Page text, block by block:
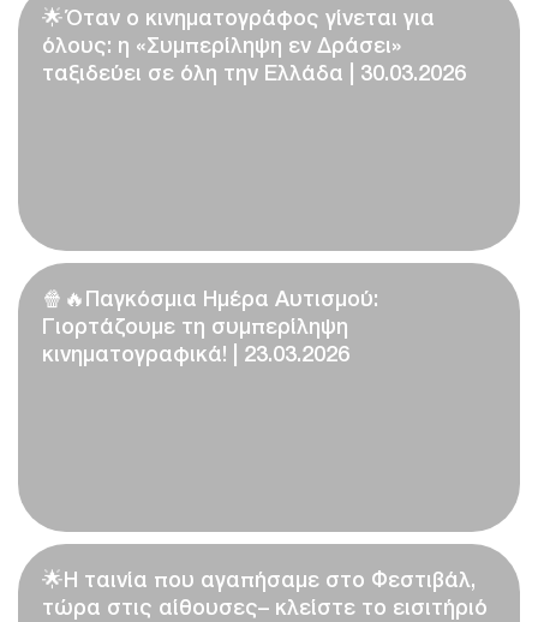
🌟Όταν ο κινηματογράφος γίνεται για
όλους: η «Συμπερίληψη εν Δράσει»
ταξιδεύει σε όλη την Ελλάδα | 30.03.2026
🍿🔥Παγκόσμια Ημέρα Αυτισμού:
Γιορτάζουμε τη συμπερίληψη
κινηματογραφικά! | 23.03.2026
🌟Η ταινία που αγαπήσαμε στο Φεστιβάλ,
τώρα στις αίθουσες– κλείστε το εισιτήριό